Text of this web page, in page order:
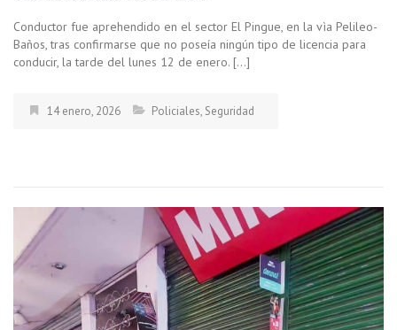
Conductor fue aprehendido en el sector El Pingue, en la vìa Pelileo-
Baños, tras confirmarse que no poseía ningún tipo de licencia para
conducir, la tarde del lunes 12 de enero. […]
14 enero, 2026 Policiales, Seguridad